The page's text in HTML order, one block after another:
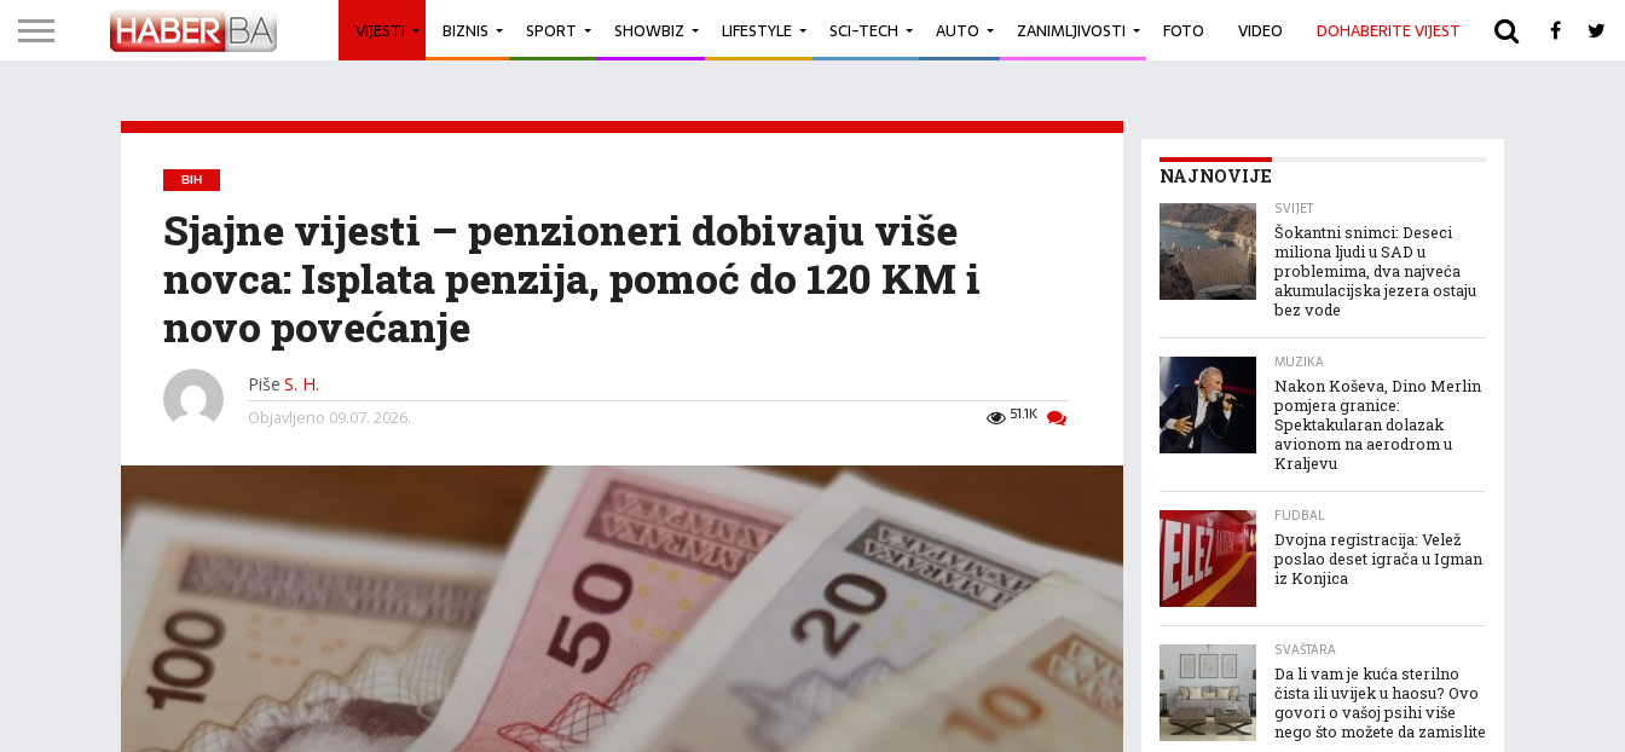
VIJESTI BIZNIS SPORT SHOWBIZ LIFESTYLE SCI-TECH AUTO ZANIMLJIVOSTI FOTO VIDEO DOHABERITE VIJEST ARHIVA
BIH
Sjajne vijesti – penzioneri dobivaju više
novca: Isplata penzija, pomoć do 120 KM i
novo povećanje
Piše S. H.
51.1K
Objavljeno 09.07. 2026.
NAJNOVIJE
SVIJET
Šokantni snimci: Deseci
miliona ljudi u SAD u
problemima, dva najveća
akumulacijska jezera ostaju
bez vode
MUZIKA
Nakon Koševa, Dino Merlin
pomjera granice:
Spektakularan dolazak
avionom na aerodrom u
Kraljevu
FUDBAL
Dvojna registracija: Velež
poslao deset igrača u Igman
iz Konjica
SVAŠTARA
Da li vam je kuća sterilno
čista ili uvijek u haosu? Ovo
govori o vašoj psihi više
nego što možete da zamislite